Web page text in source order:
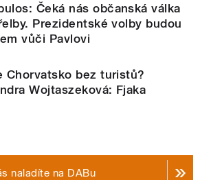
Čeká nás občanská válka
Prezidentské volby budou
vůči Pavlovi
Chorvatsko bez turistů?
Wojtaszeková: Fjaka
naladíte na DABu